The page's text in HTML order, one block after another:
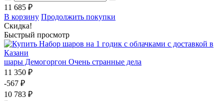
11 685 ₽
В корзину Продолжить покупки
Скидка!
Быстрый просмотр
шары Демогоргон Очень странные дела
11 350 ₽
-567 ₽
10 783 ₽